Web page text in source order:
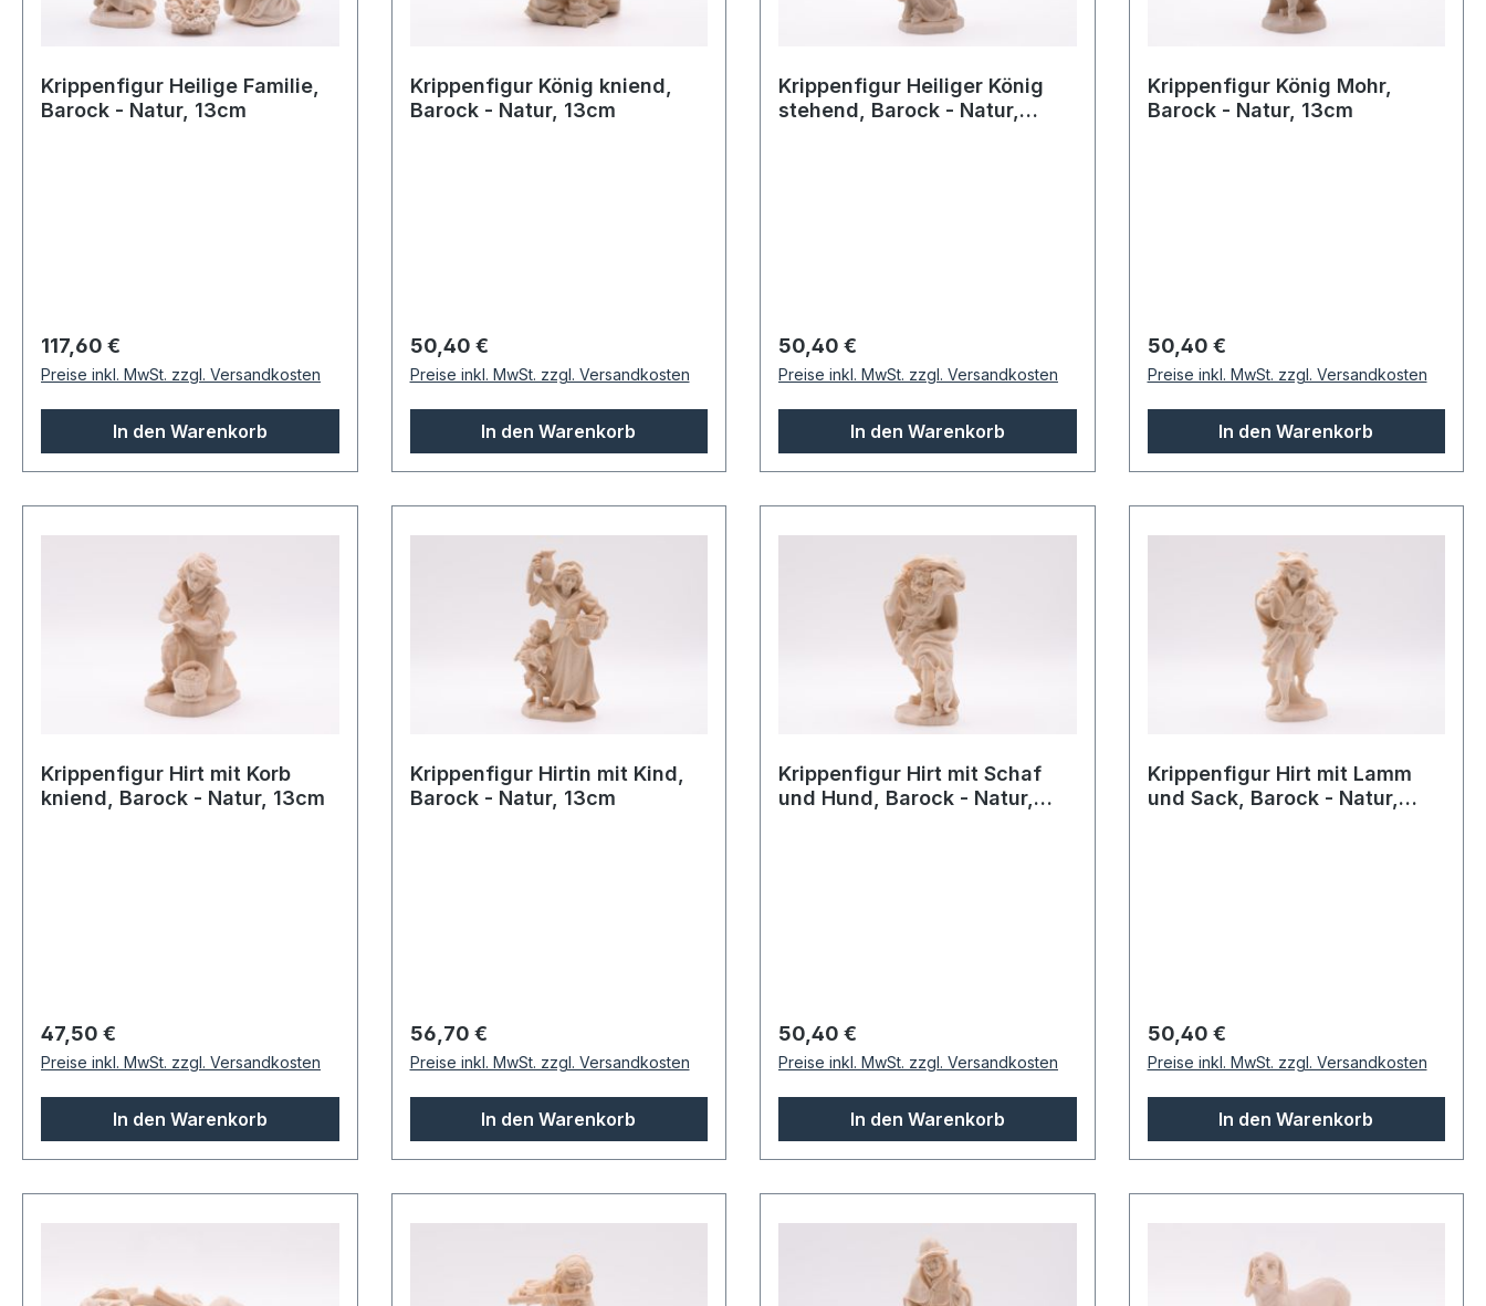
Krippenfigur Heilige Familie,
Barock - Natur, 13cm
Regulärer Preis:
117,60 €
Preise inkl. MwSt. zzgl. Versandkosten
In den Warenkorb
Krippenfigur König kniend,
Barock - Natur, 13cm
Regulärer Preis:
50,40 €
Preise inkl. MwSt. zzgl. Versandkosten
In den Warenkorb
Krippenfigur Heiliger König
stehend, Barock - Natur,
Regulärer Preis:
50,40 €
Preise inkl. MwSt. zzgl. Versandkosten
In den Warenkorb
Krippenfigur König Mohr,
Barock - Natur, 13cm
Regulärer Preis:
50,40 €
Preise inkl. MwSt. zzgl. Versandkosten
In den Warenkorb
Krippenfigur Hirt mit Korb
kniend, Barock - Natur, 13cm
Regulärer Preis:
47,50 €
Preise inkl. MwSt. zzgl. Versandkosten
In den Warenkorb
Krippenfigur Hirtin mit Kind,
Barock - Natur, 13cm
Regulärer Preis:
56,70 €
Preise inkl. MwSt. zzgl. Versandkosten
In den Warenkorb
Krippenfigur Hirt mit Schaf
und Hund, Barock - Natur,
Regulärer Preis:
50,40 €
Preise inkl. MwSt. zzgl. Versandkosten
In den Warenkorb
Krippenfigur Hirt mit Lamm
und Sack, Barock - Natur,
Regulärer Preis:
50,40 €
Preise inkl. MwSt. zzgl. Versandkosten
In den Warenkorb